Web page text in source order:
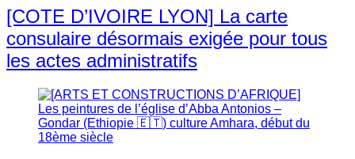
[COTE D’IVOIRE LYON] La carte
consulaire désormais exigée pour tous
les actes administratifs